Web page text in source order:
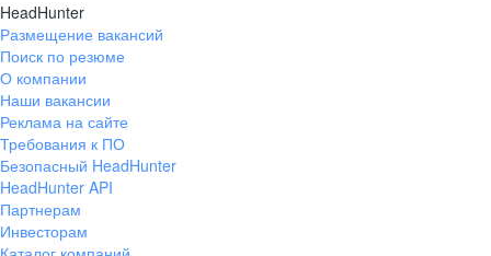
HeadHunter
Размещение вакансий
Поиск по резюме
О компании
Наши вакансии
Реклама на сайте
Требования к ПО
Безопасный HeadHunter
HeadHunter API
Партнерам
Инвесторам